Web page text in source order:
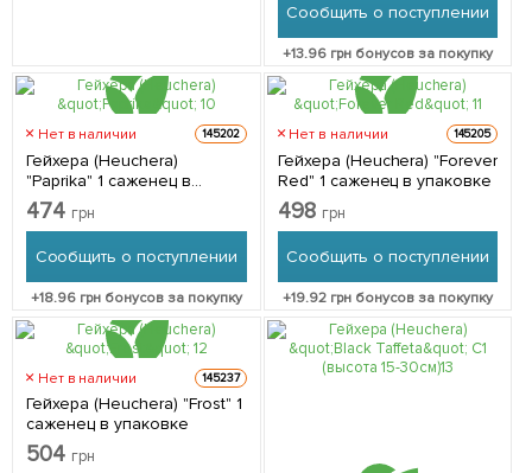
Сообщить о поступлении
+13.96 грн бонусов за покупку
Нет в наличии 145202
Гейхера (Heuchera)
"Paprika" 1 саженец в
упаковке
474 грн
Сообщить о поступлении
+18.96грн бонусов за покупку
Нет в наличии 145205
Гейхера (Heuchera) "Forever
Red" 1 саженец в упаковке
498 грн
Сообщить о поступлении
+19.92 грн бонусов за покупку
Нет в наличии 145237
Гейхера (Heuchera) "Frost" 1
саженец в упаковке
504 грн